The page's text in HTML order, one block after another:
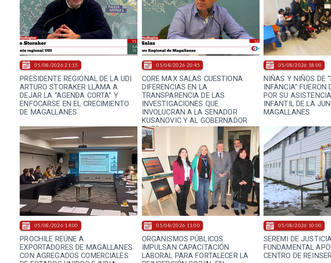
PRESIDENTE REGIONAL DE LA UDI
ARTURO STORAKER LLAMA A
DEJAR LA “AGENDA CORTA” Y
ENFOCARSE EN EL CRECIMIENTO
DE MAGALLANES
05/08/2026 21:15
CORE MAX SALAS CUESTIONA
DIFERENCIAS EN LA
TRANSPARENCIA DE LAS
INVESTIGACIONES QUE
INVOLUCRAN A LA SENADOR
KUSANOVIC Y AL GOBERNADOR
FLIES
05/08/2026 20:45
NIÑAS Y NIÑOS DE
INFANCIA” FUERON
POR SU
INFANTIL DE LA
MAGALLANES
05/08/2026 18:00
PROCHILE REÚNE A
EXPORTADORES DE MAGALLANES
CON AGREGADOS COMERCIALES
05/08/2026 14:00
ORGANISMOS PÚBLICOS
IMPULSAN CAPACITACIÓN
LABORAL PARA FORTALECER LA
05/08/2026 11:00
SEREMI DE
FUNDAMENTAL
CENTRO DE
05/08/2026 10:00